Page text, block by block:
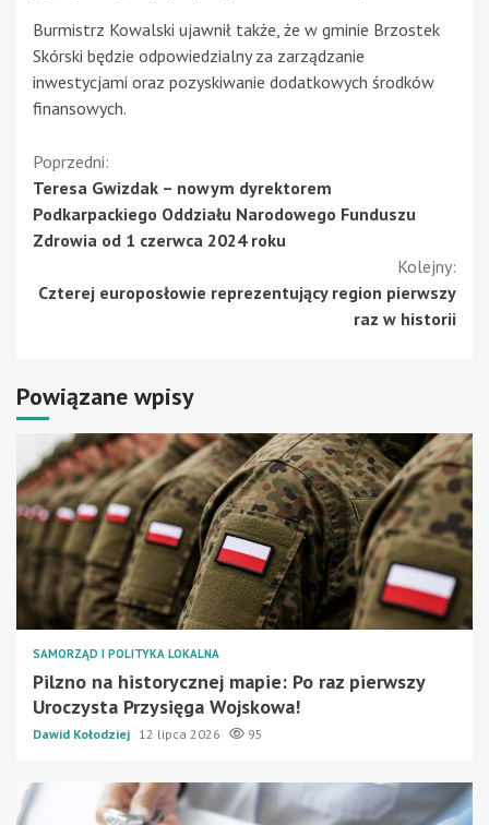
Burmistrz Kowalski ujawnił także, że w gminie Brzostek
Skórski będzie odpowiedzialny za zarządzanie
inwestycjami oraz pozyskiwanie dodatkowych środków
finansowych.
Kontynuuj
czytanie
Poprzedni:
Teresa Gwizdak – nowym dyrektorem
Podkarpackiego Oddziału Narodowego Funduszu
Zdrowia od 1 czerwca 2024 roku
Kolejny:
Czterej europosłowie reprezentujący region pierwszy
raz w historii
Powiązane wpisy
SAMORZĄD I POLITYKA LOKALNA
Pilzno na historycznej mapie: Po raz pierwszy
Uroczysta Przysięga Wojskowa!
Dawid Kołodziej 12 lipca 2026 95